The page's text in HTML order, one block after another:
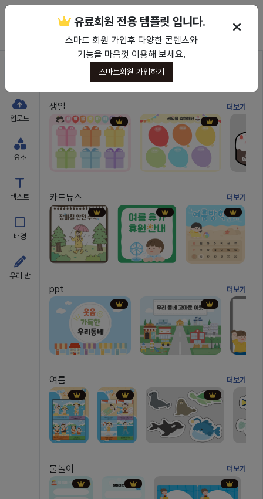
보관함 다운로드 PPT 다운로드
업로드
요소
텍스트
배경
우리 반
생일 더보기
카드뉴스 더보기
ppt 더보기
여름 더보기
물놀이 더보기
유료회원 전용 템플릿 입니다.
스마트 회원 가입후 다양한 콘텐츠와
기능을 마음껏 이용해 보세요.
스마트회원 가입하기